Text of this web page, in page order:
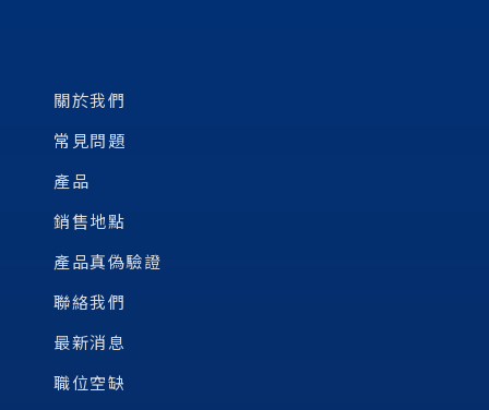
關於我們
常見問題
產品
銷售地點
產品真偽驗證
聯絡我們
最新消息
職位空缺